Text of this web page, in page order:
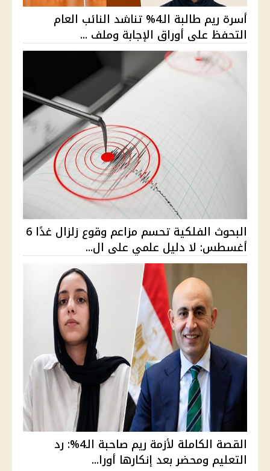
أسرة ريم طالبة الـ4% تناشد النائب العام
التحفظ على أوراق الإجابة وملف ...
البحوث الفلكية تحسم مزاعم وقوع زلزال غدًا 6
أغسطس: لا دليل علمي على ال...
القصة الكاملة لأزمة ريم صاحبة الـ4%: رد
التعليم ومحضر بعد إنكارها أورا...